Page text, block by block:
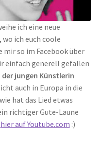
ich eine neue
ich euch coole
so im Facebook über
einfach generell gefallen
jungen Künstlerin
auch in Europa in die
hat das Lied etwas
richtiger Gute-Laune
hier auf Youtube.com :)